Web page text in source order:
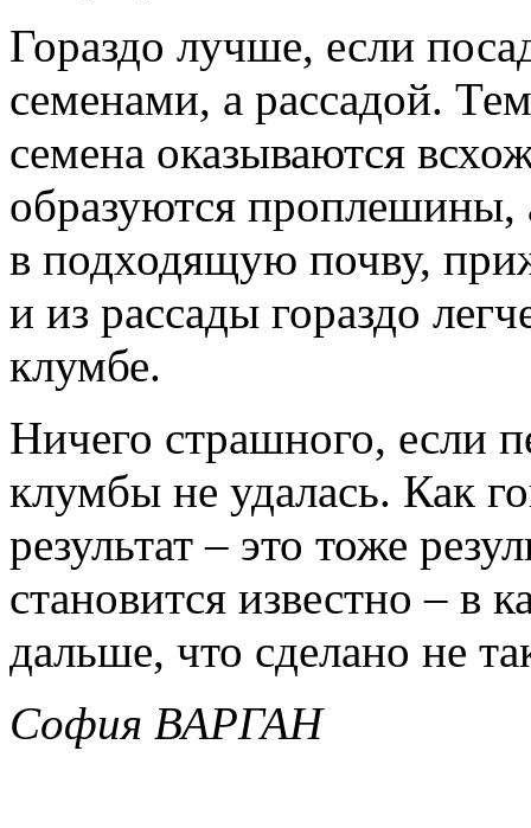
Гораздо лучше, если
семенами, а рассадой.
семена оказываются
образуются проплешины,
в подходящую почву,
и из рассады гораздо
клумбе.
Ничего страшного, если
клумбы не удалась. Как
результат – это тоже
становится известно – в
дальше, что сделано не
София ВАРГАН